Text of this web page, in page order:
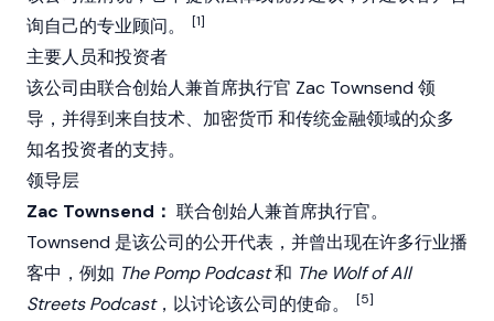
询自己的专业顾问。
[1]
主要人员和投资者
该公司由联合创始人兼首席执行官 Zac Townsend 领
导，并得到来自技术、 加密货币 和传统金融领域的众多
知名投资者的支持。
领导层
Zac Townsend： 联合创始人兼首席执行官。
Townsend 是该公司的公开代表，并曾出现在许多行业播
客中，例如 The Pomp Podcast和 The Wolf of All
Streets Podcast，以讨论该公司的使命。 [5]